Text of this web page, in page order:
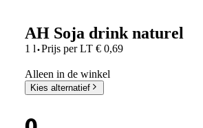
AH Soja drink naturel
1 l·Prijs per LT€ 0,69
Alleen in de winkel
Kies alternatief